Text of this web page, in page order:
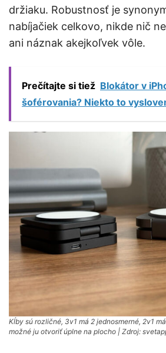
držiaku. Robustnosť je
nabíjačiek celkovo, nikde nič
ani náznak akejkoľvek vôle.
Prečítajte si tiež Blokátor v
šoférovania? Niekto to
Kĺby sú rozličné, 3v1 má 2 jednosmerné, 2v1
možné ju otvoriť úplne na plocho | Zdroj: